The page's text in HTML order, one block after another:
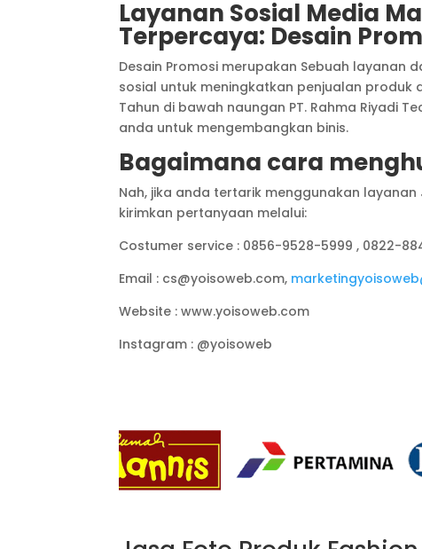
Layanan Sosial Media
Terpercaya: Desain
Desain Promosi merupakan Sebuah
sosial untuk meningkatkan penjualan produk
Tahun di bawah naungan PT. Rahma Riyadi
anda untuk mengembangkan binis.
Bagaimana cara
Nah, jika anda tertarik menggunakan
kirimkan pertanyaan melalui:
Costumer service : 0856-9528-5999 , 0822-
Email : cs@yoisoweb.com,
Website : www.yoisoweb.com
Instagram : @yoisoweb